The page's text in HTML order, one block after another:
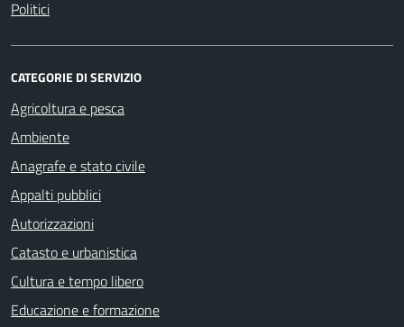
Politici
CATEGORIE DI SERVIZIO
Agricoltura e pesca
Ambiente
Anagrafe e stato civile
Appalti pubblici
Autorizzazioni
Catasto e urbanistica
Cultura e tempo libero
Educazione e formazione